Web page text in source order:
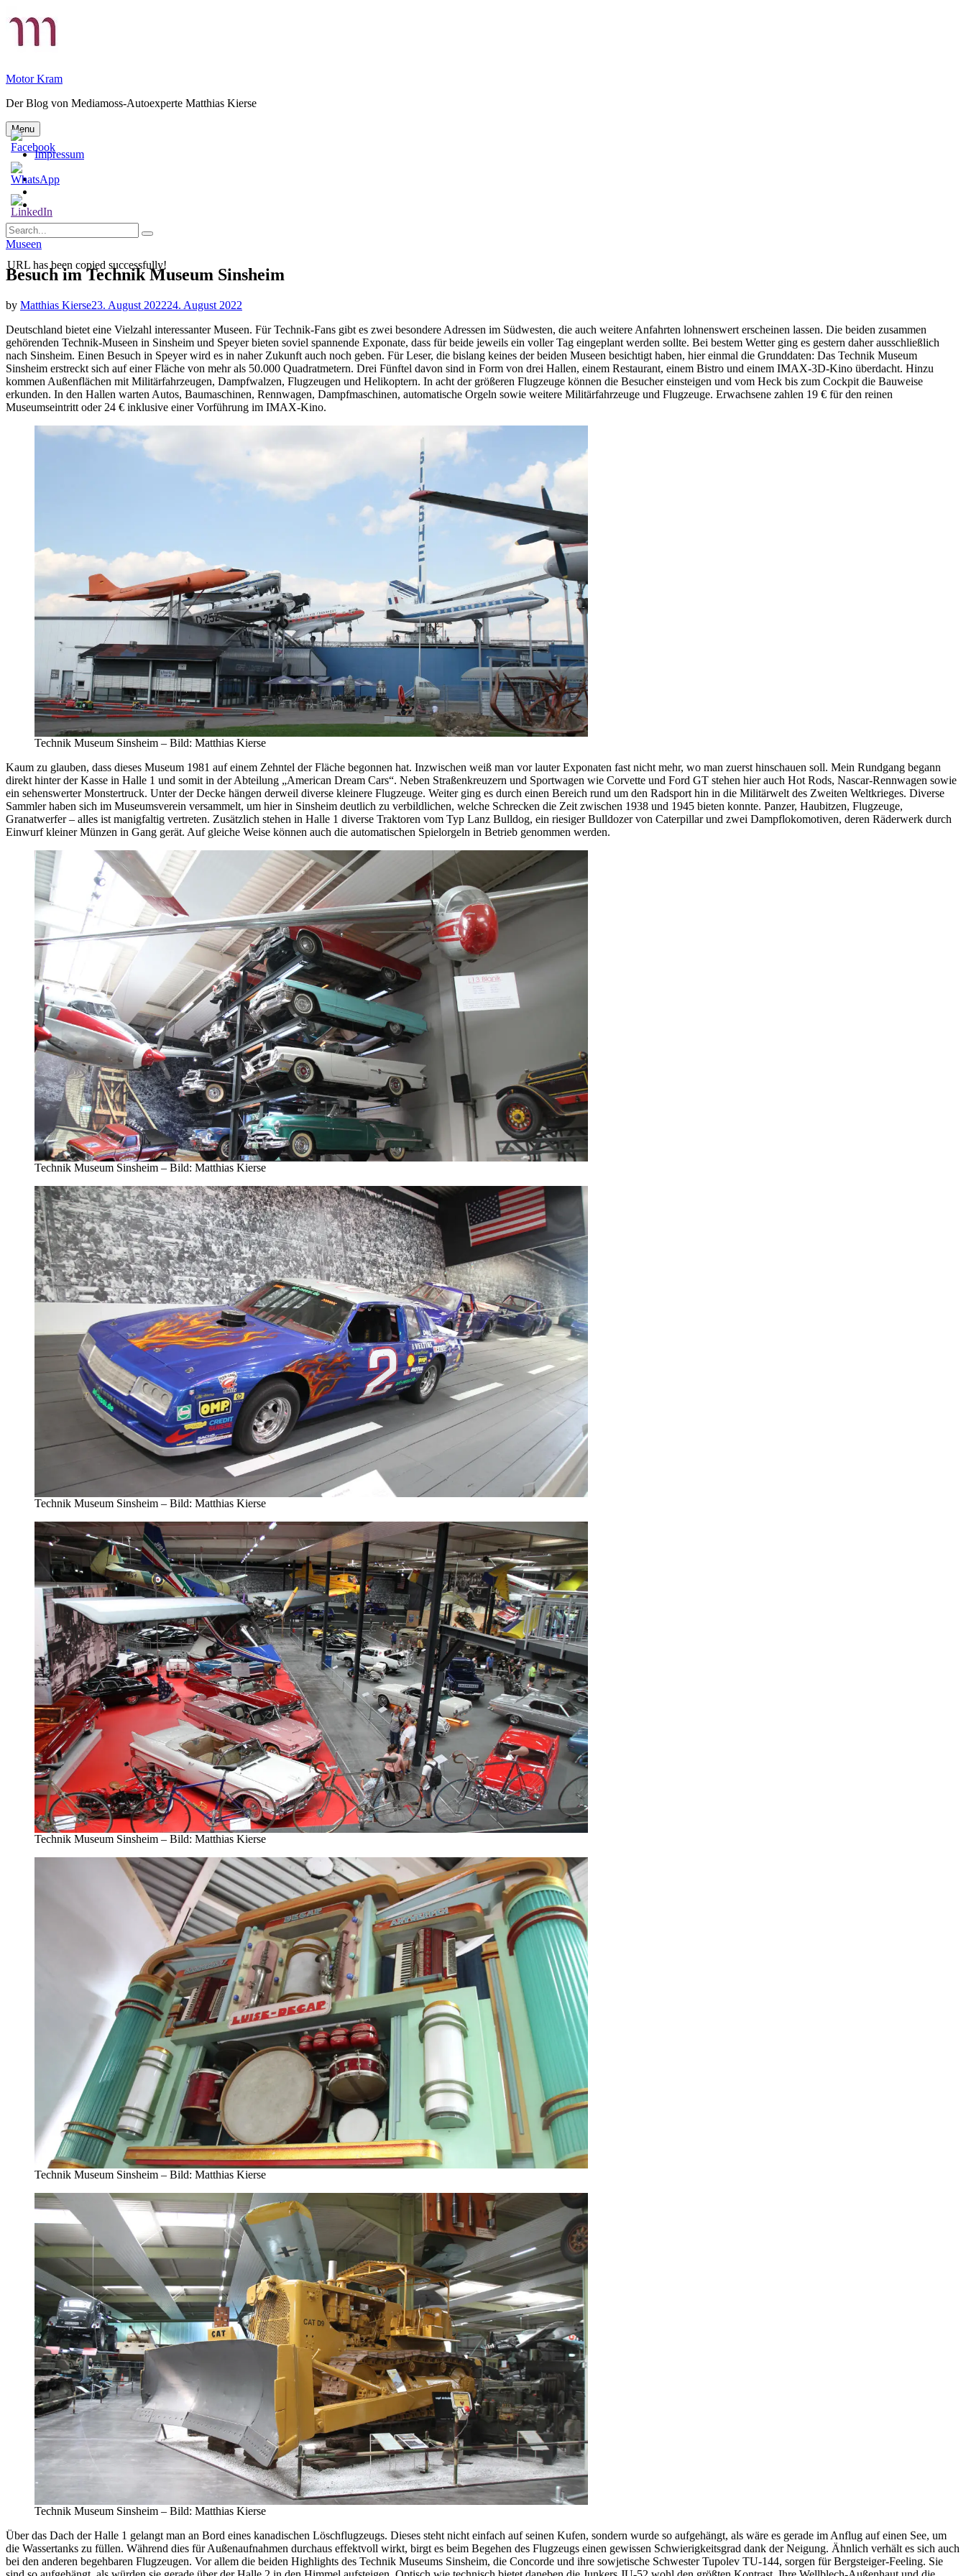
to
Motor Kram
Der Blog von Mediamoss-Autoexperte Matthias Kierse
Menu
Impressum
Privatsphäre-
Privatsphäre-
Einstellungen
widerrufen
Search
for:
Search
Categories
Museen
Besuch im Technik Museum Sinsheim
by Matthias Kierse23. August 202224. August 2022
Deutschland bietet eine Vielzahl interessanter Museen. Für Technik-Fans gibt es zwei besondere Adressen im Südwesten, die auch weitere Anfahrten lohnenswert erscheinen lassen. Die beiden zusammen
gehörenden Technik-Museen in Sinsheim und Speyer bieten soviel spannende Exponate, dass für beide jeweils ein voller Tag eingeplant werden sollte. Bei bestem Wetter ging es gestern daher ausschließlich
nach Sinsheim. Einen Besuch in Speyer wird es in naher Zukunft auch noch geben. Für Leser, die bislang keines der beiden Museen besichtigt haben, hier einmal die Grunddaten: Das Technik Museum
Sinsheim erstreckt sich auf einer Fläche von mehr als 50.000 Quadratmetern. Drei Fünftel davon sind in Form von drei Hallen, einem Restaurant, einem Bistro und einem IMAX-3D-Kino überdacht. Hinzu
kommen Außenflächen mit Militärfahrzeugen, Dampfwalzen, Flugzeugen und Helikoptern. In acht der größeren Flugzeuge können die Besucher einsteigen und vom Heck bis zum Cockpit die Bauweise
erkunden. In den Hallen warten Autos, Baumaschinen, Rennwagen, Dampfmaschinen, automatische Orgeln sowie weitere Militärfahrzeuge und Flugzeuge. Erwachsene zahlen 19 € für den reinen
Museumseintritt oder 24 € inklusive einer Vorführung im IMAX-Kino.
Technik Museum Sinsheim – Bild: Matthias Kierse
Kaum zu glauben, dass dieses Museum 1981 auf einem Zehntel der Fläche begonnen hat. Inzwischen weiß man vor lauter Exponaten fast nicht mehr, wo man zuerst hinschauen soll. Mein Rundgang begann
direkt hinter der Kasse in Halle 1 und somit in der Abteilung „American Dream Cars“. Neben Straßenkreuzern und Sportwagen wie Corvette und Ford GT stehen hier auch Hot Rods, Nascar-Rennwagen sowie
ein sehenswerter Monstertruck. Unter der Decke hängen derweil diverse kleinere Flugzeuge. Weiter ging es durch einen Bereich rund um den Radsport hin in die Militärwelt des Zweiten Weltkrieges. Diverse
Sammler haben sich im Museumsverein versammelt, um hier in Sinsheim deutlich zu verbildlichen, welche Schrecken die Zeit zwischen 1938 und 1945 bieten konnte. Panzer, Haubitzen, Flugzeuge,
Granatwerfer – alles ist manigfaltig vertreten. Zusätzlich stehen in Halle 1 diverse Traktoren vom Typ Lanz Bulldog, ein riesiger Bulldozer von Caterpillar und zwei Dampflokomotiven, deren Räderwerk durch
Einwurf kleiner Münzen in Gang gerät. Auf gleiche Weise können auch die automatischen Spielorgeln in Betrieb genommen werden.
Technik Museum Sinsheim – Bild: Matthias Kierse
Technik Museum Sinsheim – Bild: Matthias Kierse
Technik Museum Sinsheim – Bild: Matthias Kierse
Technik Museum Sinsheim – Bild: Matthias Kierse
Technik Museum Sinsheim – Bild: Matthias Kierse
Über das Dach der Halle 1 gelangt man an Bord eines kanadischen Löschflugzeugs. Dieses steht nicht einfach auf seinen Kufen, sondern wurde so aufgehängt, als wäre es gerade im Anflug auf einen See, um
die Wassertanks zu füllen. Während dies für Außenaufnahmen durchaus effektvoll wirkt, birgt es beim Begehen des Flugzeugs einen gewissen Schwierigkeitsgrad dank der Neigung. Ähnlich verhält es sich auch
bei den anderen begehbaren Flugzeugen. Vor allem die beiden Highlights des Technik Museums Sinsheim, die Concorde und ihre sowjetische Schwester Tupolev TU-144, sorgen für Bergsteiger-Feeling. Sie
URL has been copied successfully!